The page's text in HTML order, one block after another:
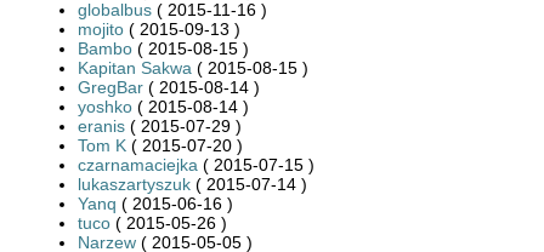
globalbus ( 2015-11-16 )
mojito ( 2015-09-13 )
Bambo ( 2015-08-15 )
Kapitan Sakwa ( 2015-08-15 )
GregBar ( 2015-08-14 )
yoshko ( 2015-08-14 )
eranis ( 2015-07-29 )
Tom K ( 2015-07-20 )
czarnamaciejka ( 2015-07-15 )
lukaszartyszuk ( 2015-07-14 )
Yanq ( 2015-06-16 )
tuco ( 2015-05-26 )
Narzew ( 2015-05-05 )